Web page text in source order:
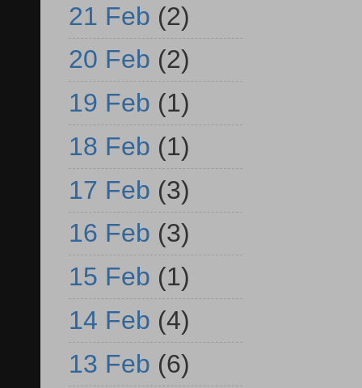
21 Feb (2)
20 Feb (2)
19 Feb (1)
18 Feb (1)
17 Feb (3)
16 Feb (3)
15 Feb (1)
14 Feb (4)
13 Feb (6)